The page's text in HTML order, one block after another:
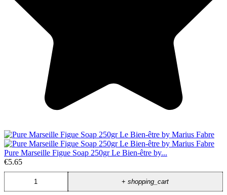
Pure Marseille Figue Soap 250gr Le Bien-être by...
€5.65
+shopping_cart